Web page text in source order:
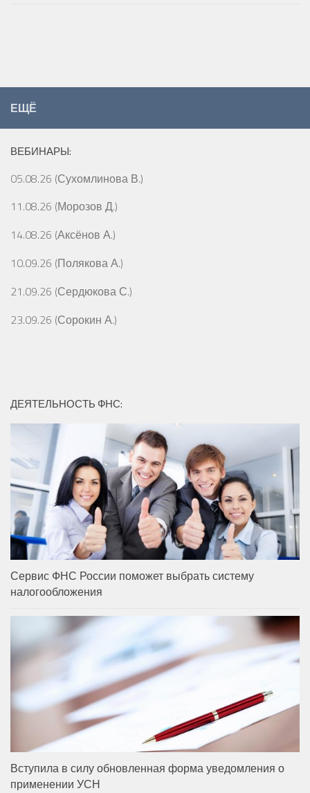
ЕЩЁ
ВЕБИНАРЫ:
05.08.26 (Сухомлинова В.)
11.08.26 (Морозов Д.)
14.08.26 (Аксёнов А.)
10.09.26 (Полякова А.)
21.09.26 (Сердюкова С.)
23.09.26 (Сорокин А.)
ДЕЯТЕЛЬНОСТЬ ФНС:
Сервис ФНС России поможет выбрать систему
налогообложения
Вступила в силу обновленная форма уведомления о
применении УСН